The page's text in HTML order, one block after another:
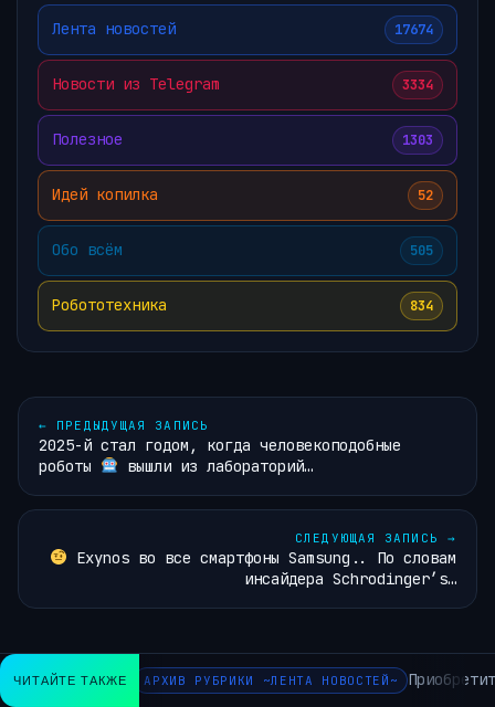
Лента новостей 17674
Новости из Telegram 3334
Полезное 1303
Идей копилка 52
Обо всём 505
Робототехника 834
← ПРЕДЫДУЩАЯ ЗАПИСЬ
2025-й стал годом, когда человекоподобные
роботы
вышли из лабораторий…
СЛЕДУЮЩАЯ ЗАПИСЬ →
Exynos во все смартфоны Samsung.. По словам
инсайдера Schrodinger’s…
ЧИТАЙТЕ ТАКЖЕ АРХИВ РУБРИКИ ~ЛЕНТА НОВОСТЕЙ~